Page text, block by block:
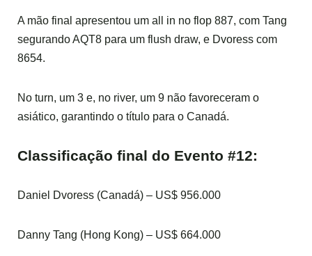
A mão final apresentou um all in no flop 887, com Tang
segurando AQT8 para um flush draw, e Dvoress com
8654.
No turn, um 3 e, no river, um 9 não favoreceram o
asiático, garantindo o título para o Canadá.
Classificação final do Evento #12:
Daniel Dvoress (Canadá) – US$ 956.000
Danny Tang (Hong Kong) – US$ 664.000